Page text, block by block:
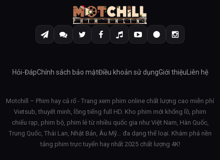
Hỏi-ĐápChính sách bảo mậtĐiều khoản sử dụngGiới thiệu Liên hệ
Motchill – Phim hay cả rổ - Trang xem phim online chất lượng cao miễn phí
Vietsub, thuyết minh, lồng tiếng full HD. Kho phim mới khổng lồ, phim
chiếu rạp, phim bộ, phim lẻ từ nhiều quốc gia như Việt Nam, Hàn Quốc,
Trung Quốc, Thái Lan, Nhật Bản, Âu Mỹ… đa dạng thể loại. Khám phá nền
tảng phim trực tuyến hay nhất 2025 chất lượng 4K!